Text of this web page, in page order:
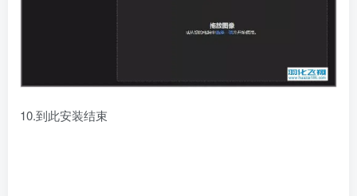
10.到此安装结束